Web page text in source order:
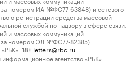
за номером ИА №ФС77-63848) и сетевого
о регистрации средства массовой
службой по надзору в сфере связи,
и массовых коммуникаций
за номером ЭЛ №ФС77-82385)
18+ letters@rbc.ru
агентство «РБК».